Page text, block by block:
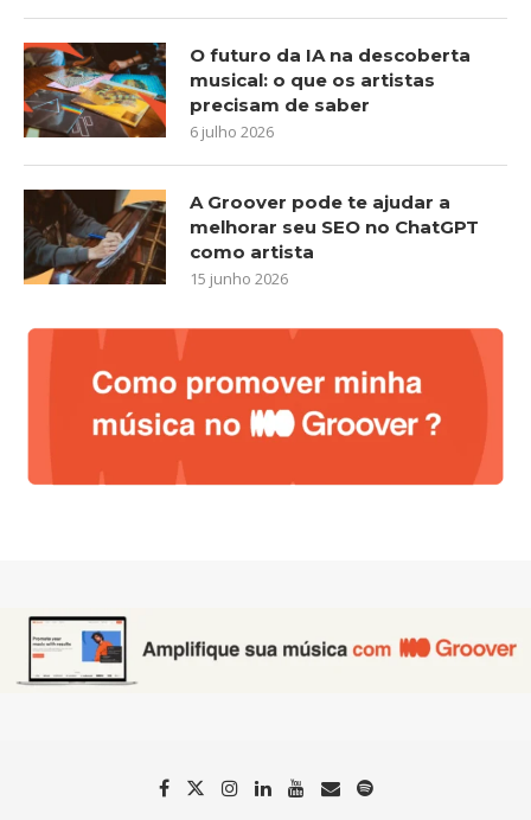
O futuro da IA na descoberta
musical: o que os artistas
precisam de saber
6 julho 2026
A Groover pode te ajudar a
melhorar seu SEO no ChatGPT
como artista
15 junho 2026